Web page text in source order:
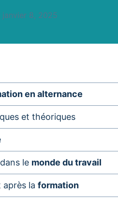
janvier 8, 2025
en alternance
et théoriques
le monde du travail
après la formation